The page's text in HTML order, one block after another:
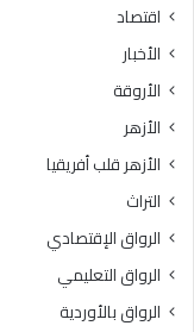
اقتصاد
الأخبار
الأروقة
الأزهر
الأزهر قلب أفريقيا
التراث
الرواق الإقتصادي
الرواق التعليمي
الرواق بالأوردية